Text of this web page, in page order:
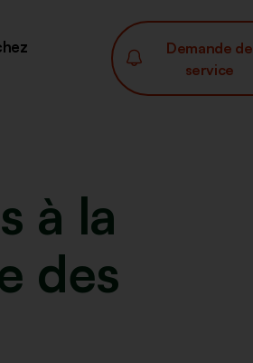
Demande de
service
à la
des